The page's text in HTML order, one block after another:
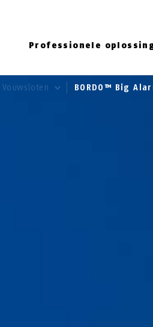
Professionele
Vouwsloten BORDO™ Big